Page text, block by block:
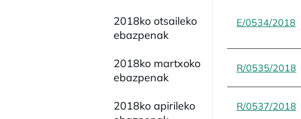
2018ko otsaileko
ebazpenak
2018ko martxoko
ebazpenak
2018ko apirileko
E/0534/2018
R/0535/2018
R/0537/2018